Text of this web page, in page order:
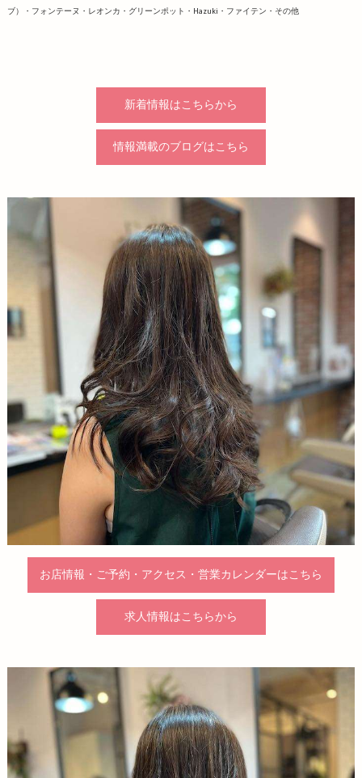
ブ）・フォンテーヌ・レオンカ・グリーンポット・Hazuki・ファイテン・その他
新着情報はこちらから
情報満載のブログはこちら
お店情報・ご予約・アクセス・営業カレンダーはこちら
求人情報はこちらから